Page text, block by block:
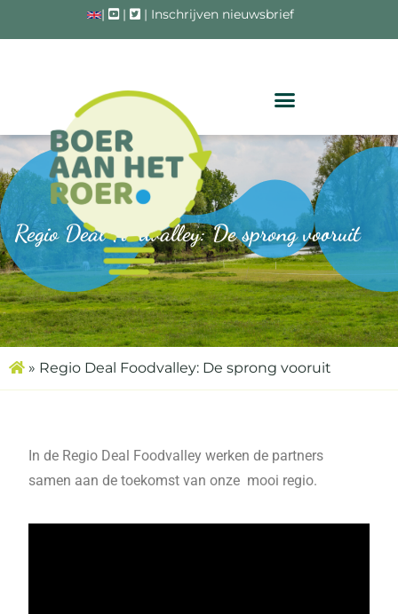
| | | Inschrijven nieuwsbrief
Regio Deal Foodvalley: De sprong vooruit
» Regio Deal Foodvalley: De sprong vooruit
In de Regio Deal Foodvalley werken de partners
samen aan de toekomst van onze mooi regio.